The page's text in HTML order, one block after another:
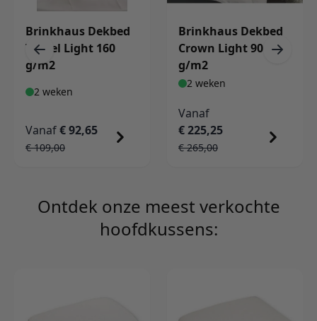
Brinkhaus Dekbed
Tencel Light 160
g/m2
2 weken
Vanaf€ 92,65
Normale prijs
€ 109,00
Brinkhaus Dekbed
Crown Light 90
g/m2
2 weken
Vanaf
€ 225,25
Normale prijs
€ 265,00
Ontdek onze meest verkochte
hoofdkussens: